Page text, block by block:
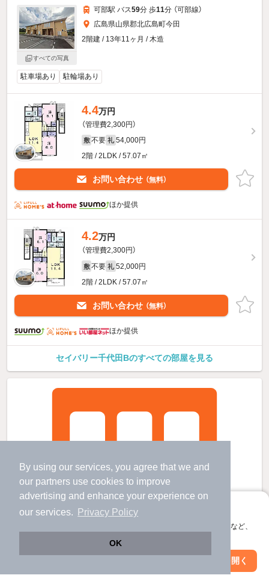
By using our services, you agree that we and
our partners use cookies to improve
advertising and enhance your experience on
our services.
Privacy Policy
OK
アプリに切り替えて、サクサクお部屋探し
会員登録なしですぐ使える。マップ検索やお気に入り保存など、
アプリを開く
すべての写真
可部駅 バス59分 歩11分 （可部線）
広島県山県郡北広島町今田
2階建 / 13年11ヶ月 / 木造
駐車場あり 駐輪場あり
4.4万円
（管理費2,300円）
敷 不要 礼 54,000円
2階 / 2LDK / 57.07㎡
お問い合わせ （無料）
ほか提供
4.2万円
（管理費2,300円）
敷 不要 礼 52,000円
2階 / 2LDK / 57.07㎡
お問い合わせ （無料）
ほか提供
セイバリー千代田Bのすべての部屋を見る
絞り込み条件を変更